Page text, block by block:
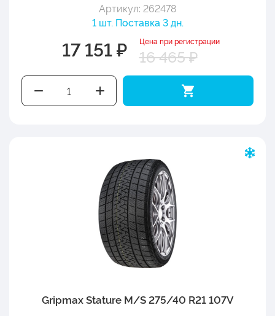
Артикул: 262478
1 шт. Поставка 3 дн.
17 151 ₽ Цена при регистрации
16 465 ₽
Gripmax Stature M/S 275/40 R21 107V